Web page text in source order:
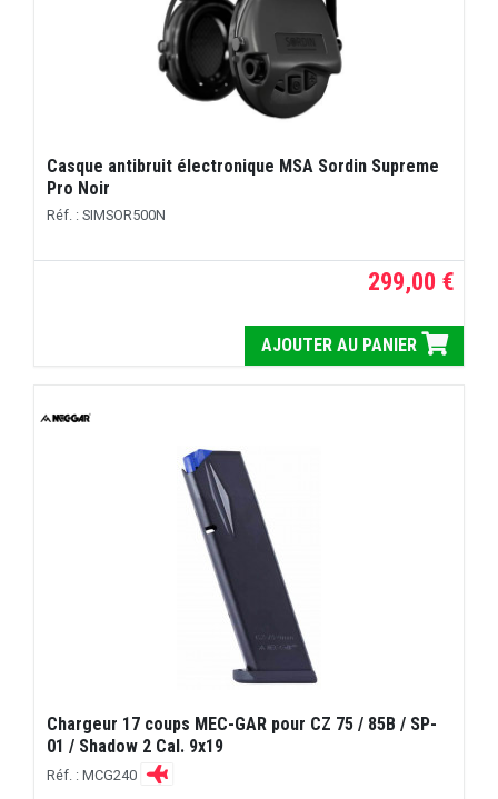
Casque antibruit électronique MSA Sordin Supreme
Pro Noir
Réf. : SIMSOR500N
299,00 €
AJOUTER AU PANIER
Chargeur 17 coups MEC-GAR pour CZ 75 / 85B / SP-
01 / Shadow 2 Cal. 9x19
Réf. : MCG240